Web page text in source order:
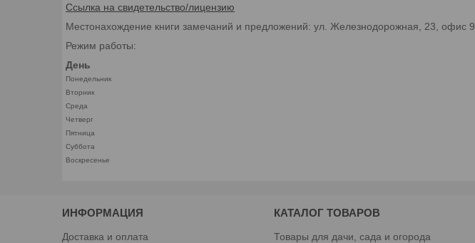
Ссылка на свидетельство/лицензию
Местонахождение книги замечаний и предложений: ул. Железнодорожная, 23, офис 9
Режим работы:
День
Понедельник
Вторник
Среда
Четверг
Пятница
Суббота
Воскресенье
ИНФОРМАЦИЯ
Доставка и оплата
КАТАЛОГ ТОВАРОВ
Товары для дачи, сада и огорода